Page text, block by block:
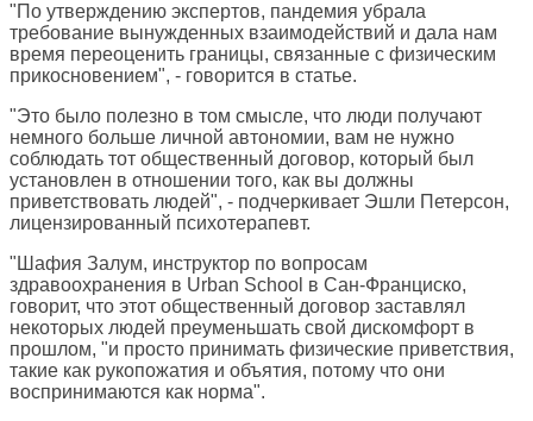
"По утверждению экспертов, пандемия убрала
требование вынужденных взаимодействий и дала нам
время переоценить границы, связанные с физическим
прикосновением", - говорится в статье.
"Это было полезно в том смысле, что люди получают
немного больше личной автономии, вам не нужно
соблюдать тот общественный договор, который был
установлен в отношении того, как вы должны
приветствовать людей", - подчеркивает Эшли Петерсон,
лицензированный психотерапевт.
"Шафия Залум, инструктор по вопросам
здравоохранения в Urban School в Сан-Франциско,
говорит, что этот общественный договор заставлял
некоторых людей преуменьшать свой дискомфорт в
прошлом, "и просто принимать физические приветствия,
такие как рукопожатия и объятия, потому что они
воспринимаются как норма".